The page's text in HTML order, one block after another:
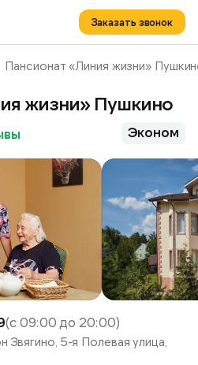
Заказать звонок
Пансионат «Линия жизни»
Эконом
5-я Полевая улица,
жизни» Пушкино
(с 09:00 до 20:00)